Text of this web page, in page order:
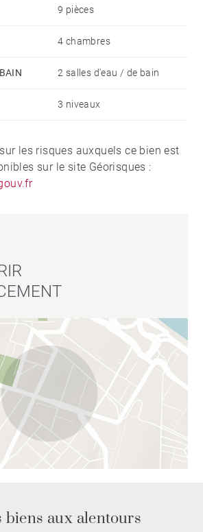
9 pièces
4 chambres
2 salles d'eau / de bain
3 niveaux
les risques auxquels ce bien est
sur le site Géorisques :
biens aux alentours